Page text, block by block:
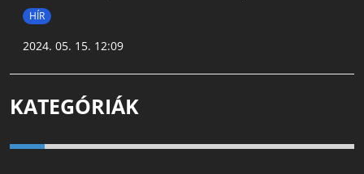
HÍR
2024. 05. 15. 12:09
KATEGÓRIÁK